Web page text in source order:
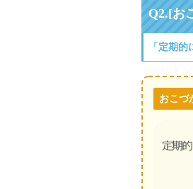
Q2.[お
「定期
おこづ